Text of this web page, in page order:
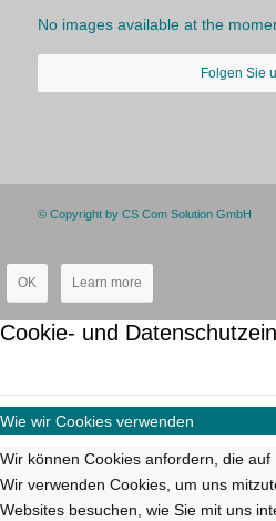
No images available at the
Folgen Sie
© Copyright by CS Com Solution GmbH
OK Learn more
Cookie- und
Wie wir Cookies verwenden
Wir können Cookies anfordern, die
Wir verwenden Cookies, um uns
Websites besuchen, wie Sie mit uns